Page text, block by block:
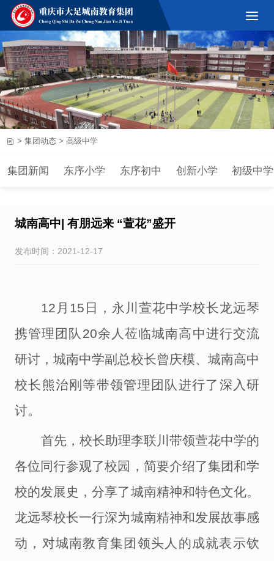
集团新闻 东序小学 东序初中 创新小学 初级中学
> 集团动态> 高级中学
城南高中| 有朋远来 “萱花”盛开
发布时间：2021-12-17
12月15日， 永川萱花中学校长龙远琴
携管理团队 20余人莅临城南高中进行交流
研讨，城南中学副总校长曾庆模、城南高中
校长熊治刚 等带领管理团队进行了深入研
讨。
首先，校长助理李联川 带领萱花中学的
各位 同行参观了校园， 简要介绍了集团和学
校的发展史，分享了城南精神和特色文化。
龙远琴校长一行深为城南精神和发展故事感
动，对城南教育集团领头人的成就表示钦